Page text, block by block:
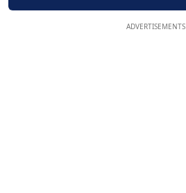
ADVERTISEMENTS